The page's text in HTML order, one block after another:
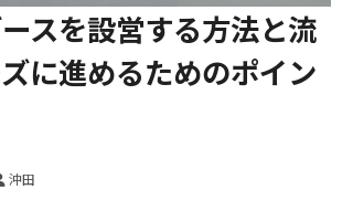
スを設営する方法と流
に進めるためのポイン
沖田